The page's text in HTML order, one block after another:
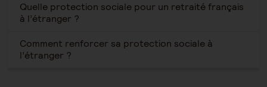
Quelle protection sociale pour un retraité français
à l’étranger ?
Comment renforcer sa protection sociale à
l’étranger ?